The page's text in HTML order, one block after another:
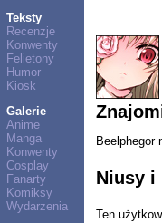
Teksty
Recenzje
Konwenty
Felietony
Humor
Kiosk
Galerie
Anime
Manga
Konwenty
Cosplay
Fanarty
Komiksy
Wydarzenia
Niusy i
Ten